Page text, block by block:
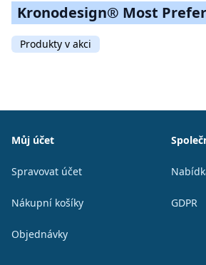
Kronodesign® Most
Produkty v akci
Můj účet
Spravovat účet
Nákupní košíky
Objednávky
GDPR